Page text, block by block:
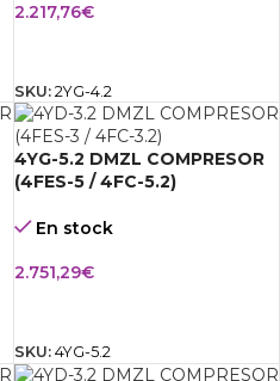
2.217,76€
SKU: 2YG-4.2
4YG-5.2 DMZL COMPRESOR
(4FES-5 / 4FC-5.2)
En stock
2.751,29€
SKU: 4YG-5.2